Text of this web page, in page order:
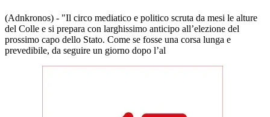
(Adnkronos) - "Il circo mediatico e politico scruta da mesi le alture
del Colle e si prepara con larghissimo anticipo all’elezione del
prossimo capo dello Stato. Come se fosse una corsa lunga e
prevedibile, da seguire un giorno dopo l’al